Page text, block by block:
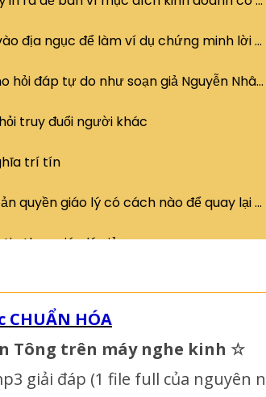
HÓA
Tông trên máy nghe kinh ☆
giải đáp (1 file full của nguyên